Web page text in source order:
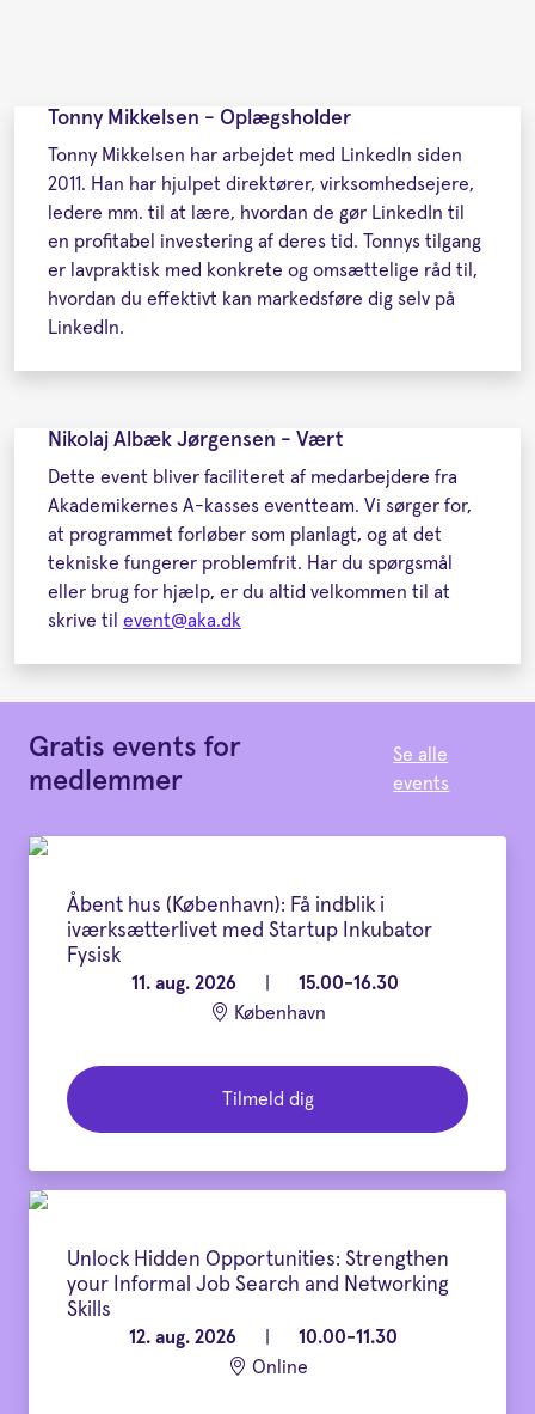
Tonny Mikkelsen - Oplægsholder
Tonny Mikkelsen har arbejdet med LinkedIn siden
2011. Han har hjulpet direktører, virksomhedsejere,
ledere mm. til at lære, hvordan de gør LinkedIn til
en profitabel investering af deres tid. Tonnys tilgang
er lavpraktisk med konkrete og omsættelige råd til,
hvordan du effektivt kan markedsføre dig selv på
LinkedIn.
Nikolaj Albæk Jørgensen - Vært
Dette event bliver faciliteret af medarbejdere fra
Akademikernes A-kasses eventteam. Vi sørger for,
at programmet forløber som planlagt, og at det
tekniske fungerer problemfrit. Har du spørgsmål
eller brug for hjælp, er du altid velkommen til at
skrive til event@aka.dk
Gratis events for
medlemmer
Se alle
events
Åbent hus (København): Få indblik i
iværksætterlivet med Startup Inkubator
Fysisk
11. aug. 2026
15.00-16.30
København
Tilmeld dig
Unlock Hidden Opportunities: Strengthen
your Informal Job Search and Networking
Skills
12. aug. 2026
10.00-11.30
Online